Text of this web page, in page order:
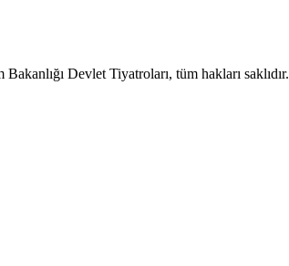
Devlet Tiyatroları, tüm hakları saklıdır.